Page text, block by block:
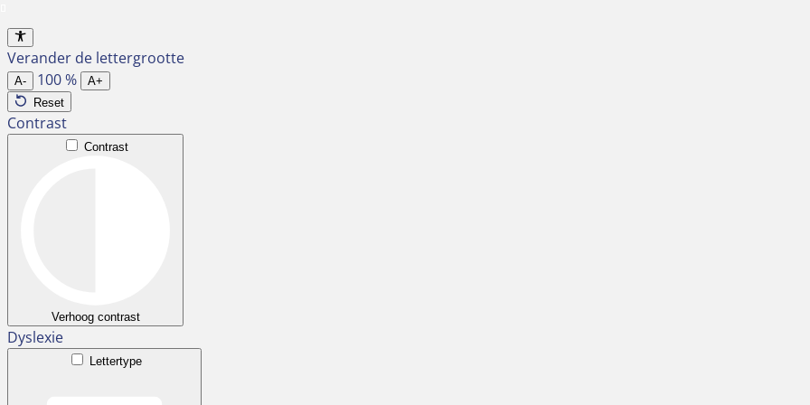
naar
de
inhoud
Verander de lettergrootte
A- 100%
A+
Reset
Contrast
Contrast
Verhoog contrast
Dyslexie
Lettertype